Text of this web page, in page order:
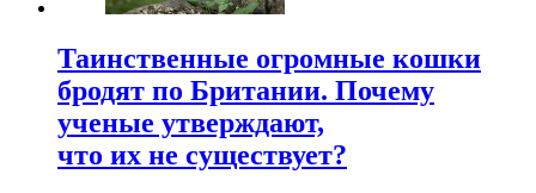
Таинственные огромные кошки
бродят по Британии. Почему
ученые утверждают,
что их не существует?